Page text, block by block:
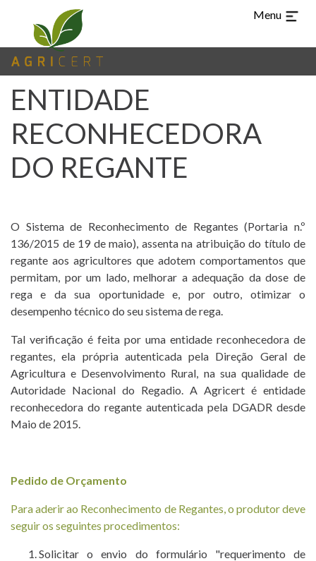
Menu
TUR CHI ARA ES PT
EN
LANGUAGE
AGRICERT
CONTROL AND
CERTIFICATION
INSPECTION
FORMATIONS
NEWS
PROJECTS
E-
PLATFORM
T. +351 268 625 026 | F.
agricert@agricert.pt
ENTIDADE
RECONHECEDORA
DO REGANTE
O Sistema de Reconhecimento de Regantes (Portaria n.º
136/2015 de 19 de maio), assenta na atribuição do título de
regante aos agricultores que adotem comportamentos que
permitam, por um lado, melhorar a adequação da dose de
rega e da sua oportunidade e, por outro, otimizar o
desempenho técnico do seu sistema de rega.
Tal verificação é feita por uma entidade reconhecedora de
regantes, ela própria autenticada pela Direção Geral de
Agricultura e Desenvolvimento Rural, na sua qualidade de
Autoridade Nacional do Regadio. A Agricert é entidade
reconhecedora do regante autenticada pela DGADR desde
Maio de 2015.
Pedido de Orçamento
Para aderir ao Reconhecimento de Regantes, o produtor deve
seguir os seguintes procedimentos:
Solicitar o envio do formulário "requerimento de